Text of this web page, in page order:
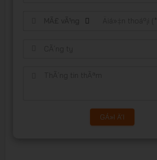
GÁ»­I Ä‘I